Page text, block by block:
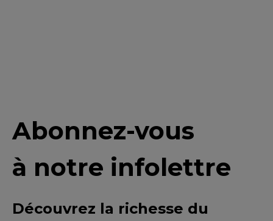
Abonnez-vous
à notre infolettre
Découvrez la richesse du